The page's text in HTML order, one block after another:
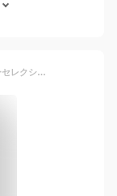
＼2000円OFFクーポン+さらに9倍／ セイコーセレクション Sシリーズ チタン製 ソーラー電波 プレミアム 電波ソーラー 腕時計 ブランド メンズ 流通限定モデル チタン SEIKO SELECTION SBTM341 アナログ ブラック 黒 日本製 記念品 プレゼント ギフト